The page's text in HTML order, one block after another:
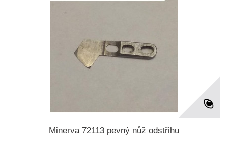
Minerva 72113 pevný nůž odstřihu